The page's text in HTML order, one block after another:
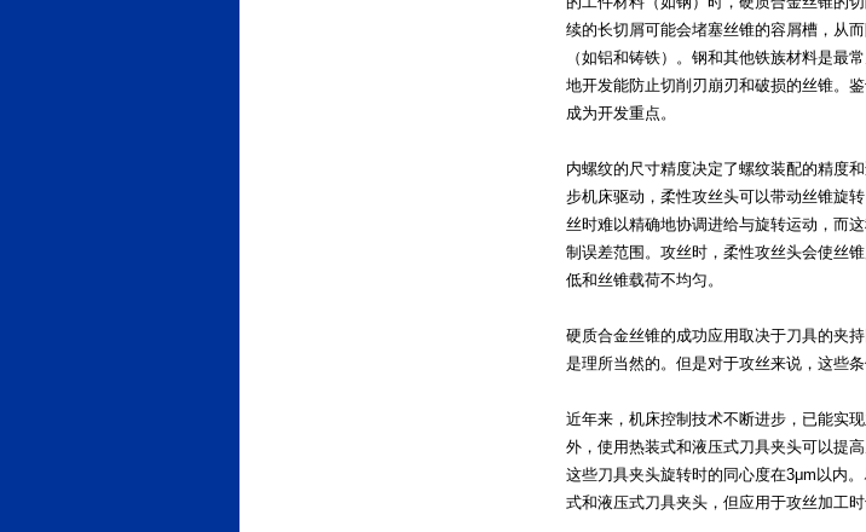
续的长切屑可能会堵塞丝锥的容屑槽，从
（如铝和铸铁）。钢和其他铁族材料是最
地开发能防止切削刃崩刃和破损的丝锥。
成为开发重点。
内螺纹的尺寸精度决定了螺纹装配的精度
步机床驱动，柔性攻丝头可以带动丝锥旋
丝时难以精确地协调进给与旋转运动，而
制误差范围。攻丝时，柔性攻丝头会使丝
低和丝锥载荷不均匀。
硬质合金丝锥的成功应用取决于刀具的夹
是理所当然的。但是对于攻丝来说，这些
近年来，机床控制技术不断进步，已能实
外，使用热装式和液压式刀具夹头可以提
这些刀具夹头旋转时的同心度在3μm以内
式和液压式刀具夹头，但应用于攻丝加工